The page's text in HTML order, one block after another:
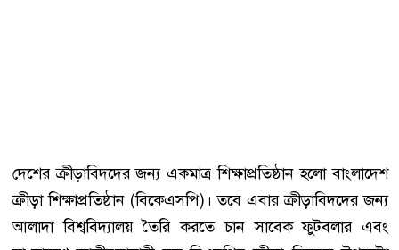
দেশের ক্রীড়াবিদদের জন্য একমাত্র শিক্ষাপ্রতিষ্ঠান হলো বাংলাদেশ
ক্রীড়া শিক্ষাপ্রতিষ্ঠান (বিকেএসপি)। তবে এবার ক্রীড়াবিদদের জন্য
আলাদা বিশ্ববিদ্যালয় তৈরি করতে চান সাবেক ফুটবলার এবং